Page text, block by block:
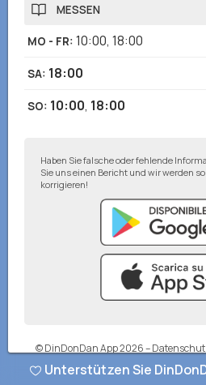
MESSEN
MO - FR: 10:00, 18:00
SA: 18:00
SO: 10:00, 18:00
Haben Sie falsche oder fehlende
Sie uns einen Bericht und wir werden
korrigieren!
© DinDonDan App 2026–
Website
Unterstützen Sie